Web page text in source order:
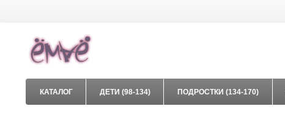
КАТАЛОГ ДЕТИ (98-134) ПОДРОСТКИ (134-170)